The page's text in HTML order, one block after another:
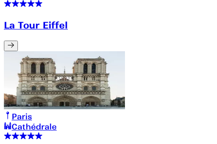
La Tour Eiffel
Paris
Cathédrale